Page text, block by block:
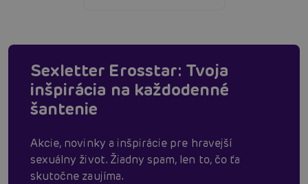
Sexletter Erosstar: Tvoja
inšpirácia na každodenné
šantenie
Akcie, novinky a inšpirácie pre hravejší
sexuálny život. Žiadny spam, len to, čo ťa
skutočne zaujíma.